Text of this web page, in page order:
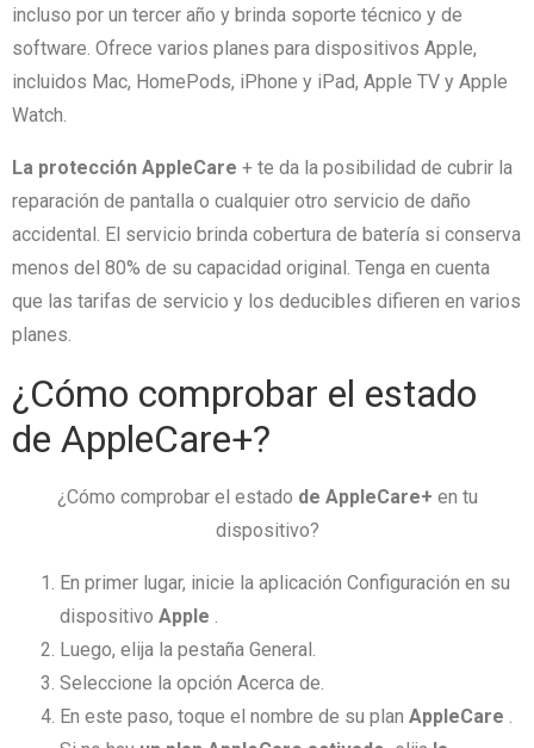
incluso por un tercer año y brinda soporte técnico y de
software. Ofrece varios planes para dispositivos Apple,
incluidos Mac, HomePods, iPhone y iPad, Apple TV y Apple
Watch.
La protección AppleCare + te da la posibilidad de cubrir la
reparación de pantalla o cualquier otro servicio de daño
accidental. El servicio brinda cobertura de batería si conserva
menos del 80% de su capacidad original. Tenga en cuenta
que las tarifas de servicio y los deducibles difieren en varios
planes.
¿Cómo comprobar el estado
de AppleCare+?
¿Cómo comprobar el estado de AppleCare+ en tu
dispositivo?
En primer lugar, inicie la aplicación Configuración en su
dispositivo Apple .
Luego, elija la pestaña General.
Seleccione la opción Acerca de.
En este paso, toque el nombre de su plan AppleCare .